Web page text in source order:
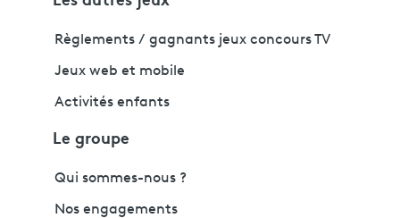
Règlements / gagnants jeux concours TV
Jeux web et mobile
Activités enfants
Le groupe
Qui sommes-nous ?
Nos engagements